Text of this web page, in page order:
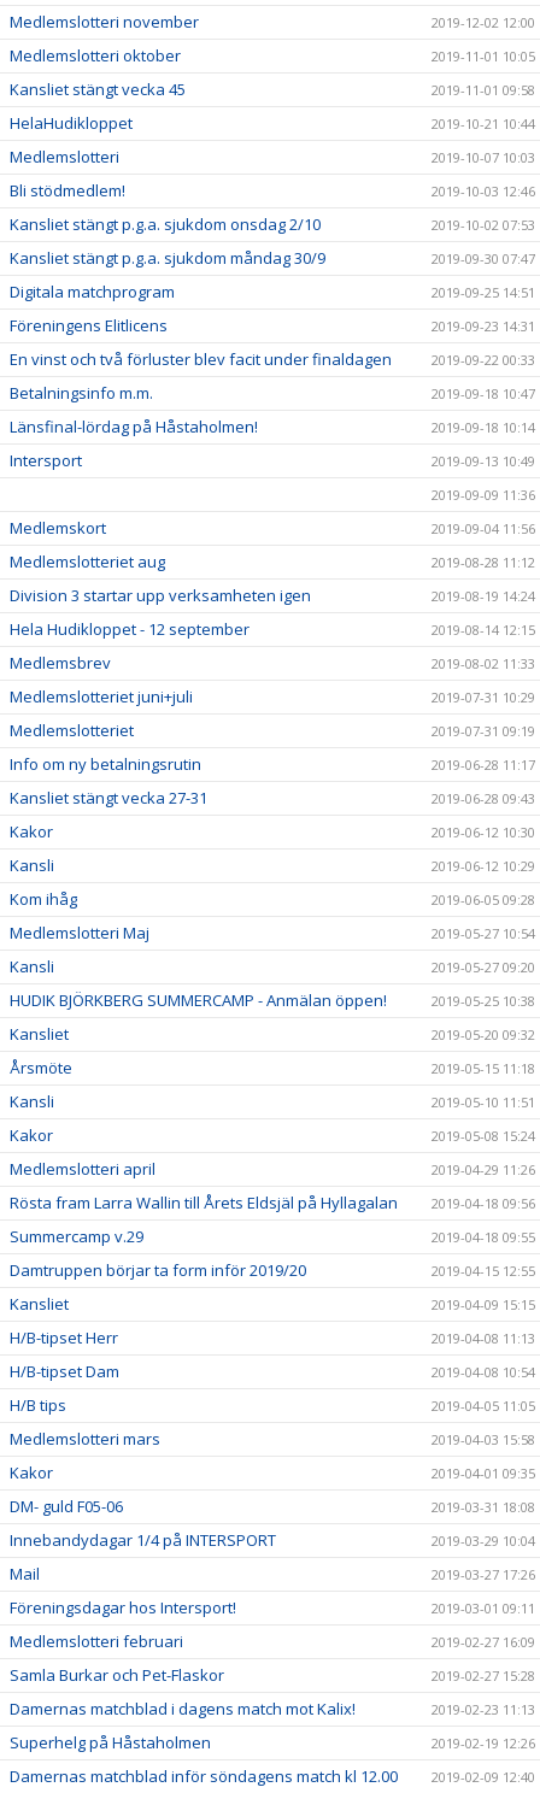
Medlemslotteri november 2019-12-02 12:00
Medlemslotteri oktober 2019-11-01 10:05
Kansliet stängt vecka 45 2019-11-01 09:58
HelaHudikloppet 2019-10-21 10:44
Medlemslotteri 2019-10-07 10:03
Bli stödmedlem! 2019-10-03 12:46
Kansliet stängt p.g.a. sjukdom onsdag 2/10 2019-10-02 07:53
Kansliet stängt p.g.a. sjukdom måndag 30/9 2019-09-30 07:47
Digitala matchprogram 2019-09-25 14:51
Föreningens Elitlicens 2019-09-23 14:31
En vinst och två förluster blev facit under finaldagen 2019-09-22 00:33
Betalningsinfo m.m. 2019-09-18 10:47
Länsfinal-lördag på Håstaholmen! 2019-09-18 10:14
Intersport
2019-09-13 10:49
2019-09-09 11:36
Medlemskort 2019-09-04 11:56
Medlemslotteriet aug 2019-08-28 11:12
Division 3 startar upp verksamheten igen 2019-08-19 14:24
Hela Hudikloppet - 12 september 2019-08-14 12:15
Medlemsbrev 2019-08-02 11:33
Medlemslotteriet juni+juli 2019-07-31 10:29
Medlemslotteriet 2019-07-31 09:19
Info om ny betalningsrutin 2019-06-28 11:17
Kansliet stängt vecka 27-31 2019-06-28 09:43
Kakor 2019-06-12 10:30
Kansli 2019-06-12 10:29
Kom ihåg 2019-06-05 09:28
Medlemslotteri Maj 2019-05-27 10:54
Kansli 2019-05-27 09:20
HUDIK BJÖRKBERG SUMMERCAMP - Anmälan öppen! 2019-05-25 10:38
Kansliet 2019-05-20 09:32
Årsmöte 2019-05-15 11:18
Kansli 2019-05-10 11:51
Kakor 2019-05-08 15:24
Medlemslotteri april 2019-04-29 11:26
Rösta fram Larra Wallin till Årets Eldsjäl på Hyllagalan 2019-04-18 09:56
Summercamp v.29 2019-04-18 09:55
Damtruppen börjar ta form inför 2019/20 2019-04-15 12:55
Kansliet 2019-04-09 15:15
H/B-tipset Herr 2019-04-08 11:13
H/B-tipset Dam 2019-04-08 10:54
H/B tips 2019-04-05 11:05
Medlemslotteri mars 2019-04-03 15:58
Kakor 2019-04-01 09:35
DM- guld F05-06 2019-03-31 18:08
Innebandydagar 1/4 på INTERSPORT 2019-03-29 10:04
Mail 2019-03-27 17:26
Föreningsdagar hos Intersport! 2019-03-01 09:11
Medlemslotteri februari 2019-02-27 16:09
Samla Burkar och Pet-Flaskor 2019-02-27 15:28
Damernas matchblad i dagens match mot Kalix! 2019-02-23 11:13
Superhelg på Håstaholmen 2019-02-19 12:26
Damernas matchblad inför söndagens match kl 12.00 2019-02-09 12:40